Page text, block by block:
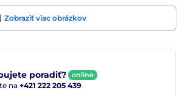
Zobraziť viac obrázkov
poradiť? online
na +421 222 205 439